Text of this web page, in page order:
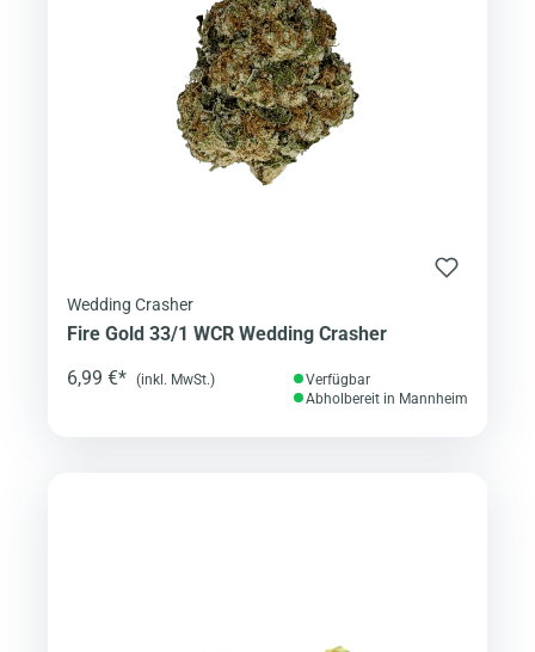
Wedding Crasher
Fire Gold 33/1 WCR Wedding Crasher
6,99 €* (inkl. MwSt.)
Verfügbar
Abholbereit in Mannheim